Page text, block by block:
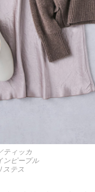
ティッカ
ンピープル
ステス